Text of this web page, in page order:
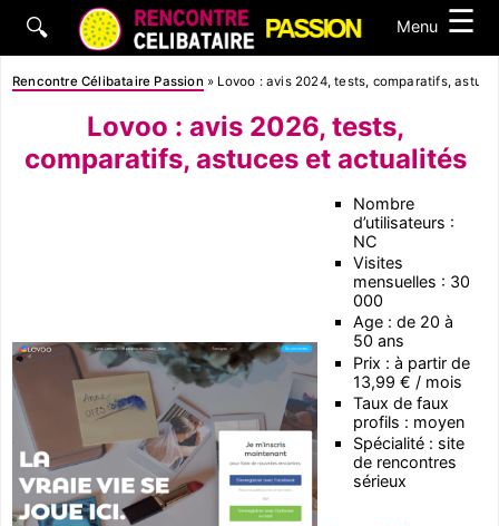
🔍 Menu ☰
Rencontre Célibataire Passion » Lovoo : avis 2024, tests, comparatifs,
Lovoo : avis 2026, tests,
comparatifs, astuces et actualités
Nombre
d’utilisateurs :
NC
Visites
mensuelles : 30
000
Age : de 20 à
50 ans
Prix : à partir de
13,99 € / mois
Taux de faux
profils : moyen
Spécialité : site
de rencontres
sérieux